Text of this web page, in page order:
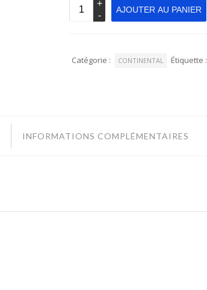
AJOUTER AU PANIER
Catégorie : CONTINENTAL Étiquette :
INFORMATIONS COMPLÉMENTAIRES